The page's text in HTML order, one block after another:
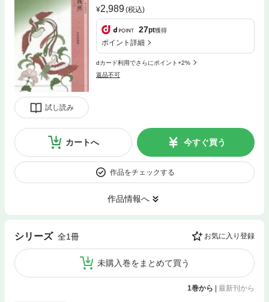
試し読み
2,989(税込)
27pt獲得
ポイント詳細
dカード利用でさらにポイント+2%
返品不可
カートへ 今すぐ買う
作品をチェックする
作品情報へ
シリーズ 全1冊 お気に入り登録
未購入巻をまとめて買う
1巻から 最新刊から